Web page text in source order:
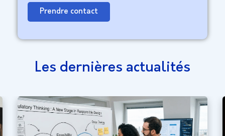
Prendre contact
Les dernières actualités